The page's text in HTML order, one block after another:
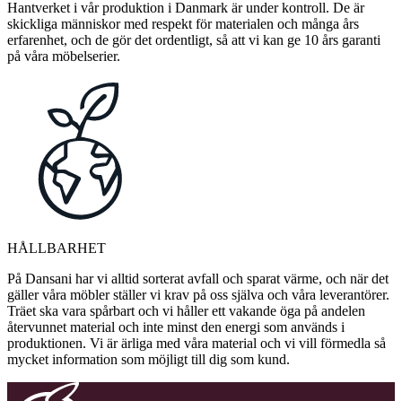
Hantverket i vår produktion i Danmark är under kontroll. De är
skickliga människor med respekt för materialen och många års
erfarenhet, och de gör det ordentligt, så att vi kan ge 10 års garanti
på våra möbelserier.
HÅLLBARHET
På Dansani har vi alltid sorterat avfall och sparat värme, och när det
gäller våra möbler ställer vi krav på oss själva och våra leverantörer.
Träet ska vara spårbart och vi håller ett vakande öga på andelen
återvunnet material och inte minst den energi som används i
produktionen. Vi är ärliga med våra material och vi vill förmedla så
mycket information som möjligt till dig som kund.